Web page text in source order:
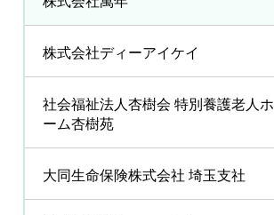
株式会社ディーアイケイ
社会福祉法人杏樹会 特別養護老人ホ
ーム杏樹苑
大同生命保険株式会社 埼玉支社